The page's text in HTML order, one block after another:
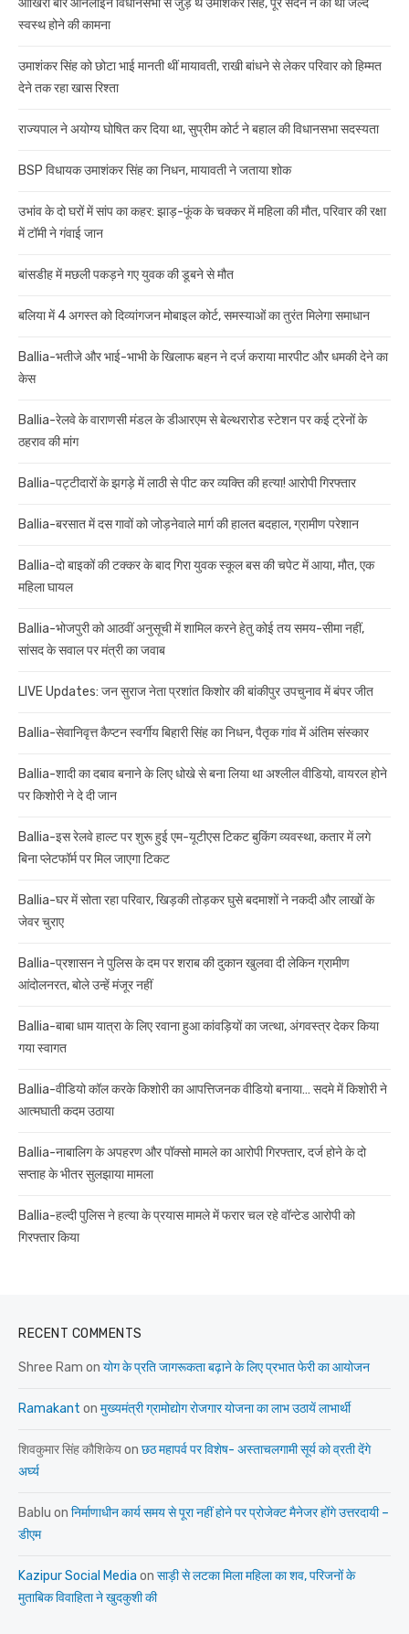
आखिरी बार ऑनलाइन विधानसभा से जुड़े थे उमाशंकर सिंह, पूरे सदन ने की थी जल्द
स्वस्थ होने की कामना
उमाशंकर सिंह को छोटा भाई मानती थीं मायावती, राखी बांधने से लेकर परिवार को हिम्मत
देने तक रहा खास रिश्ता
राज्यपाल ने अयोग्य घोषित कर दिया था, सुप्रीम कोर्ट ने बहाल की विधानसभा सदस्यता
BSP विधायक उमाशंकर सिंह का निधन, मायावती ने जताया शोक
उभांव के दो घरों में सांप का कहर: झाड़-फूंक के चक्कर में महिला की मौत, परिवार की रक्षा
में टॉमी ने गंवाई जान
बांसडीह में मछली पकड़ने गए युवक की डूबने से मौत
बलिया में 4 अगस्त को दिव्यांगजन मोबाइल कोर्ट, समस्याओं का तुरंत मिलेगा समाधान
Ballia-भतीजे और भाई-भाभी के खिलाफ बहन ने दर्ज कराया मारपीट और धमकी देने का
केस
Ballia-रेलवे के वाराणसी मंडल के डीआरएम से बेल्थरारोड स्टेशन पर कई ट्रेनों के
ठहराव की मांग
Ballia-पट्टीदारों के झगड़े में लाठी से पीट कर व्यक्ति की हत्या! आरोपी गिरफ्तार
Ballia-बरसात में दस गावों को जोड़नेवाले मार्ग की हालत बदहाल, ग्रामीण परेशान
Ballia-दो बाइकों की टक्कर के बाद गिरा युवक स्कूल बस की चपेट में आया, मौत, एक
महिला घायल
Ballia-भोजपुरी को आठवीं अनुसूची में शामिल करने हेतु कोई तय समय-सीमा नहीं,
सांसद के सवाल पर मंत्री का जवाब
LIVE Updates: जन सुराज नेता प्रशांत किशोर की बांकीपुर उपचुनाव में बंपर जीत
Ballia-सेवानिवृत्त कैप्टन स्वर्गीय बिहारी सिंह का निधन, पैतृक गांव में अंतिम संस्कार
Ballia-शादी का दबाव बनाने के लिए धोखे से बना लिया था अश्लील वीडियो, वायरल होने
पर किशोरी ने दे दी जान
Ballia-इस रेलवे हाल्ट पर शुरू हुई एम-यूटीएस टिकट बुकिंग व्यवस्था, कतार में लगे
बिना प्लेटफॉर्म पर मिल जाएगा टिकट
Ballia-घर में सोता रहा परिवार, खिड़की तोड़कर घुसे बदमाशों ने नकदी और लाखों के
जेवर चुराए
Ballia-प्रशासन ने पुलिस के दम पर शराब की दुकान खुलवा दी लेकिन ग्रामीण
आंदोलनरत, बोले उन्हें मंजूर नहीं
Ballia-बाबा धाम यात्रा के लिए रवाना हुआ कांवड़ियों का जत्था, अंगवस्त्र देकर किया
गया स्वागत
Ballia-वीडियो कॉल करके किशोरी का आपत्तिजनक वीडियो बनाया… सदमे में किशोरी ने
आत्मघाती कदम उठाया
Ballia-नाबालिग के अपहरण और पॉक्सो मामले का आरोपी गिरफ्तार, दर्ज होने के दो
सप्ताह के भीतर सुलझाया मामला
Ballia-हल्दी पुलिस ने हत्या के प्रयास मामले में फरार चल रहे वॉन्टेड आरोपी को
गिरफ्तार किया
RECENT COMMENTS
Shree Ram on योग के प्रति जागरूकता बढ़ाने के लिए प्रभात फेरी का आयोजन
Ramakant on मुख्यमंत्री ग्रामोद्योग रोजगार योजना का लाभ उठायें लाभार्थी
शिवकुमार सिंह कौशिकेयon छठ महापर्व पर विशेष- अस्ताचलगामी सूर्य को व्रती देंगे
अर्घ्य
Bablu on निर्माणाधीन कार्य समय से पूरा नहीं होने पर प्रोजेक्ट मैनेजर होंगे उत्तरदायी –
डीएम
Kazipur Social Media on साड़ी से लटका मिला महिला का शव, परिजनों के
मुताबिक विवाहिता ने खुदकुशी की